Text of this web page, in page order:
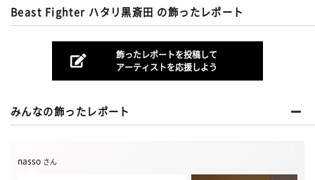
Beast Fighter ハタリ黒斎田 の飾ったレポート
飾ったレポートを投稿して
アーティストを応援しよう
みんなの飾ったレポート
nasso さん